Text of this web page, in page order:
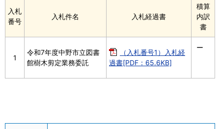
入札
番号
入札件名 入札経過書
積算
内訳
書
1
令和7年度中野市立図書
館樹木剪定業務委託
（入札番号1）入札経
過書[PDF：65.6KB]
ー